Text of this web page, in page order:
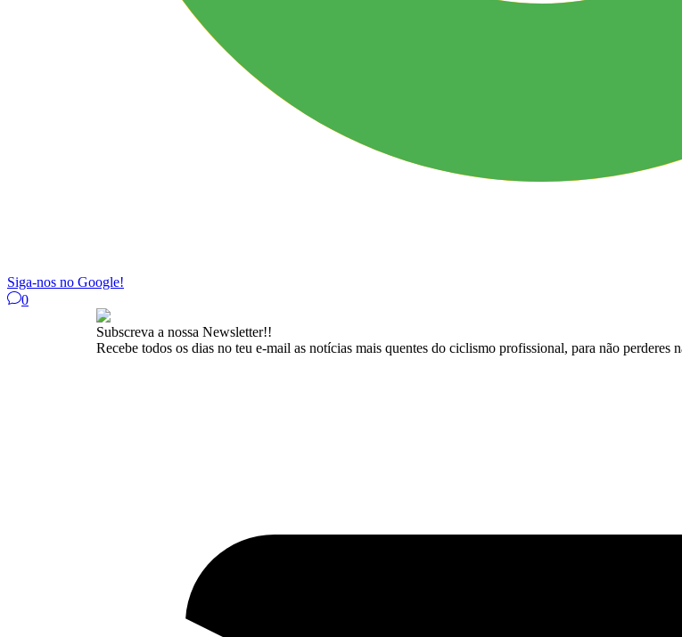
Siga-nos no Google!
0
Subscreva a nossa Newsletter!!
Recebe todos os dias no teu e-mail as notícias mais quentes do ciclismo profissional, para não perderes